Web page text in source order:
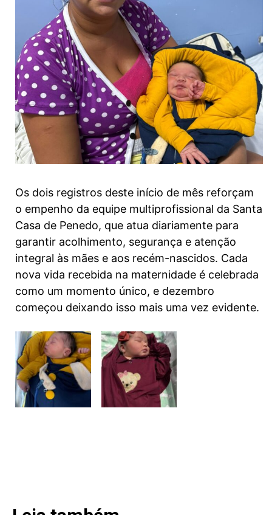
Os dois registros deste início de mês reforçam
o empenho da equipe multiprofissional da Santa
Casa de Penedo, que atua diariamente para
garantir acolhimento, segurança e atenção
integral às mães e aos recém-nascidos. Cada
nova vida recebida na maternidade é celebrada
como um momento único, e dezembro
começou deixando isso mais uma vez evidente.